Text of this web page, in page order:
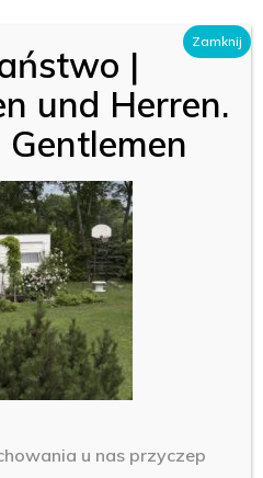
Menu
Menu
|
und Herren.
u nas przyczep
Zamknij